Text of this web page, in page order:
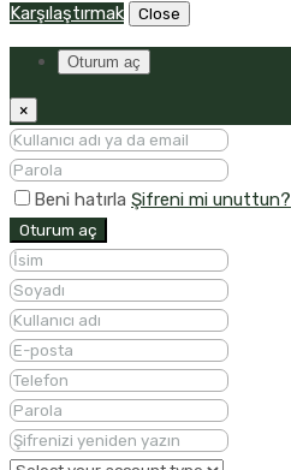
Karşılaştırmak Close
Oturum aç
×
Beni hatırla Şifreni mi unuttun?
Oturum aç